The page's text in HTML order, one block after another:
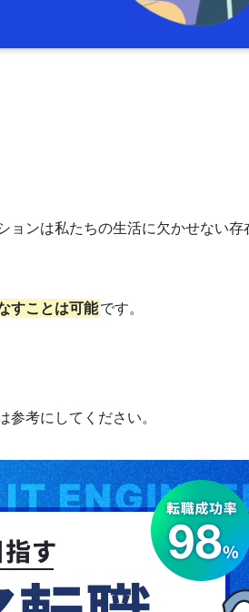
ョンは私たちの生活に欠かせない存
すことは可能です。
参考にしてください。